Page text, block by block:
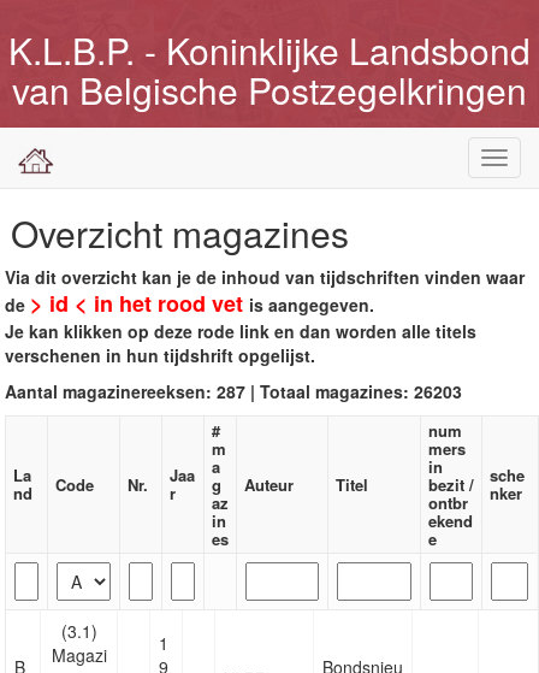
K.L.B.P. - Koninklijke Landsbond
van Belgische Postzegelkringen
Overzicht magazines
Via dit overzicht kan je de inhoud van tijdschriften vinden waar
de > id < in het rood vet is aangegeven.
Je kan klikken op deze rode link en dan worden alle titels
verschenen in hun tijdshrift opgelijst.
Aantal magazinereeksen: 287 | Totaal magazines: 26203
La
nd Code Nr. Jaa
r
#
m
a
g
az
in
es
Auteur Titel
num
mers
in
bezit /
ontbr
ekend
e
sche
nker
B
(3.1)
Magazi
1
9
Bondsnieu